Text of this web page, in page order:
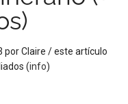
porClaire / este artículo
(info)